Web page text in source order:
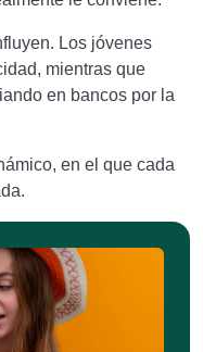
Los jóvenes
mientras que
en bancos por la
en el que cada